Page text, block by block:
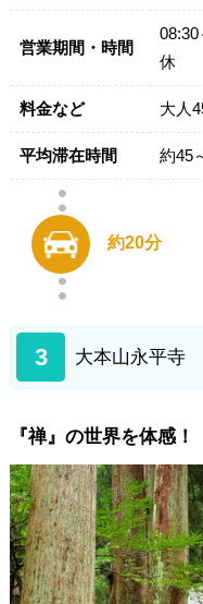
営業期間・時間
休
料金など 大人
平均滞在時間 約45
約20分
3 大本山永平寺
『禅』の世界を体感！